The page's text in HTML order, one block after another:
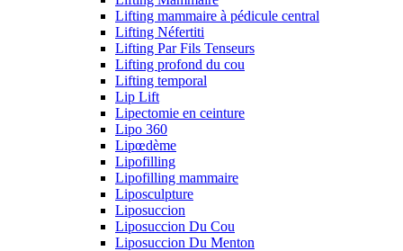
Lifting mammaire à pédicule central
Lifting Néfertiti
Lifting Par Fils Tenseurs
Lifting profond du cou
Lifting temporal
Lip Lift
Lipectomie en ceinture
Lipo 360
Lipœdème
Lipofilling
Lipofilling mammaire
Liposculpture
Liposuccion
Liposuccion Du Cou
Liposuccion Du Menton